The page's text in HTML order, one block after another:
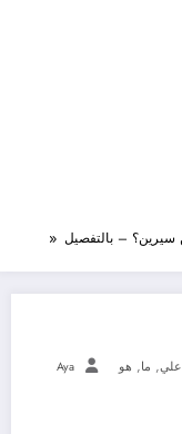
– بالتفصيل
علي, ما, هو Aya